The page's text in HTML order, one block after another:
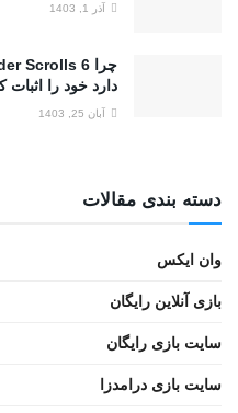
آذر 1, 1403
دارد خود را اثبات
آبان 25, 1403
دسته بندی مقالات
وان ایکس
بازی آنلاین رایگان
سایت بازی رایگان
سایت بازی درامدزا